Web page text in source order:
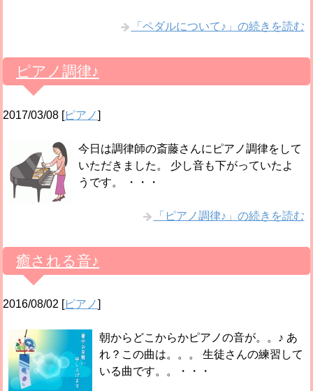
「ペダルについて♪」の続きを読む
ピアノ調律♪
2017/03/08 [ピアノ]
今日は調律師の斎藤さんにピアノ調律をして
いただきました。 少し音も下がっていたよ
うです。 ・・・
「ピアノ調律♪」の続きを読む
癒される音♪
2016/08/02 [ピアノ]
朝からどこからかピアノの音が。。♪ あ
れ？この曲は。。。 生徒さんの練習して
いる曲です。。・・・